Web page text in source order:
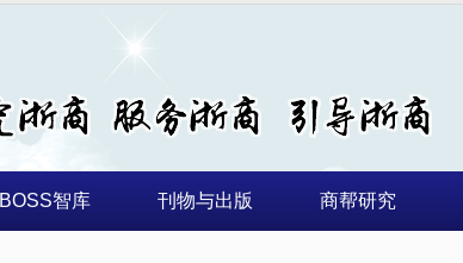
BOSS智库 刊物与出版 商帮研究